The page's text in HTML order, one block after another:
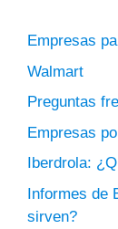
Empresas
Walmart
Preguntas
Empresas
Iberdrola:
Informes de
sirven?